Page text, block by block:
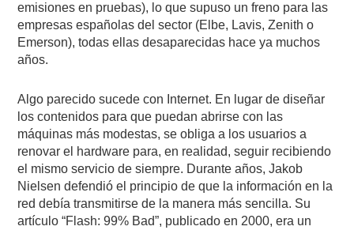
emisiones en pruebas), lo que supuso un freno para las
empresas españolas del sector (Elbe, Lavis, Zenith o
Emerson), todas ellas desaparecidas hace ya muchos
años.
Algo parecido sucede con Internet. En lugar de diseñar
los contenidos para que puedan abrirse con las
máquinas más modestas, se obliga a los usuarios a
renovar el hardware para, en realidad, seguir recibiendo
el mismo servicio de siempre. Durante años, Jakob
Nielsen defendió el principio de que la información en la
red debía transmitirse de la manera más sencilla. Su
artículo “Flash: 99% Bad”, publicado en 2000, era un